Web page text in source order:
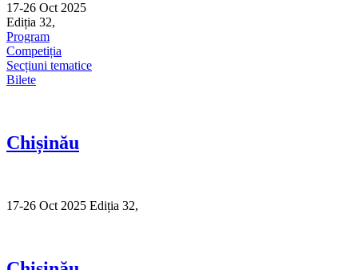
17-26 Oct 2025
Ediția 32,
Program
Competiția
Secțiuni tematice
Bilete
Chișinău
17-26 Oct 2025 Ediția 32,